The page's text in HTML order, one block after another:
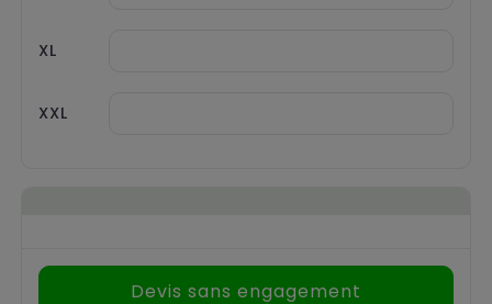
XL
XXL
Devis sans engagement